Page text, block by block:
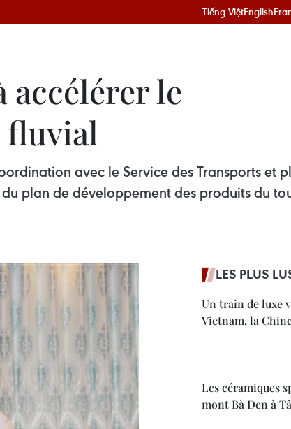
Tiếng ViệtEnglish
le
fluvial
avec le Service des Transports et
plan de développement des produits du
LES PLUS
Un train de luxe
Vietnam, la
Les céramiques
mont Bà Den à